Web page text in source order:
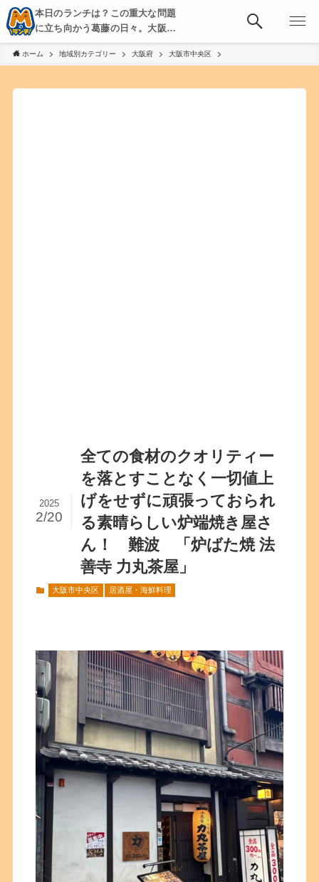
本日のランチは？この重大な問題
に立ち向かう葛藤の日々。大阪・
京都・神戸を中心とした食べ歩
き、飲み歩きを綴る。
ホーム 地域別カテゴリー 大阪府 大阪市中央区
全ての食材のクオリティー
を落とすことなく一切値上
げをせずに頑張っておられ
る素晴らしい炉端焼き屋さ
ん！ 難波 「炉ばた焼 法
善寺 力丸茶屋」
2025
2/20
大阪市中央区 居酒屋・海鮮料理